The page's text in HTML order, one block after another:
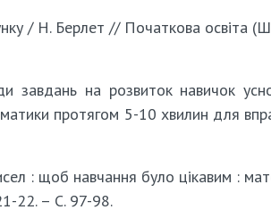
/ Н. Берлет // Початкова освіта
завдань на розвиток навичок
протягом 5-10 хвилин для
: щоб навчання було цікавим :
22. – С. 97-98.